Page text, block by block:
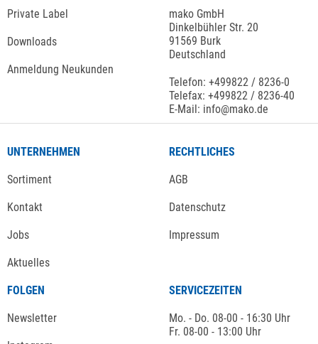
Private Label
Downloads
Anmeldung Neukunden
mako GmbH
Dinkelbühler Str. 20
91569 Burk
Deutschland
Telefon: +499822 / 8236-0
Telefax: +499822 / 8236-40
E-Mail: info@mako.de
UNTERNEHMEN
Sortiment
Kontakt
Jobs
Aktuelles
RECHTLICHES
AGB
Datenschutz
Impressum
FOLGEN
Newsletter
SERVICEZEITEN
Mo. - Do. 08-00 - 16:30 Uhr
Fr. 08-00 - 13:00 Uhr